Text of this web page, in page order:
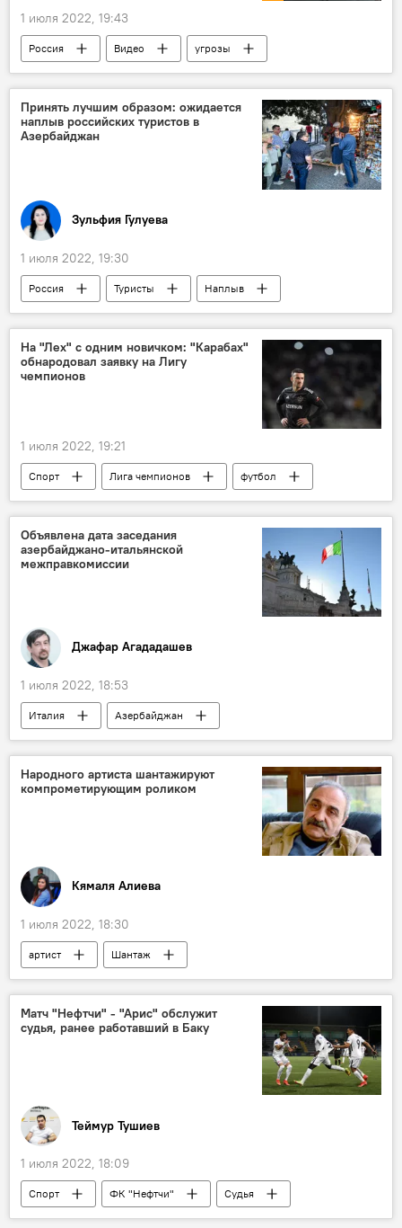
1 июля 2022, 19:43
Россия Видео угрозы
Принять лучшим образом: ожидается
наплыв российских туристов в
Азербайджан
Зульфия Гулуева
1 июля 2022, 19:30
Россия Туристы
Наплыв
туризм
ожидания
Прогнозы
Экономика
Азербайджан
На "Лех" с одним новичком: "Карабах"
обнародовал заявку на Лигу
чемпионов
1 июля 2022, 19:21
Спорт Лига чемпионов
футбол
ФК "Карабах"
Заявка
состав
игра
Объявлена дата заседания
азербайджано-итальянской
межправкомиссии
Джафар Агададашев
1 июля 2022, 18:53
Италия
Азербайджан
межправкомиссия
Народного артиста шантажируют
компрометирующим роликом
Кямаля Алиева
1 июля 2022, 18:30
артист
Шантаж
Эротическое видео
Культура
ЖИЗНЬ
Азербайджан
Матч "Нефтчи" - "Арис" обслужит
судья, ранее работавший в Баку
Теймур Тушиев
1 июля 2022, 18:09
Спорт ФК "Нефтчи"
Судья
арбитр
Лига конференций УЕФА